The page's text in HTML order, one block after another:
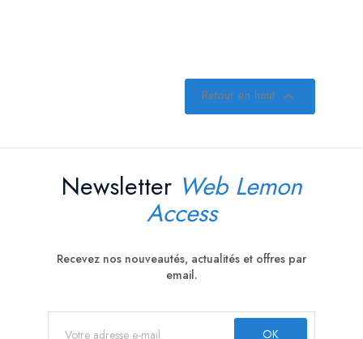
Retour en haut 
Newsletter Web Lemon
Access
Recevez nos nouveautés, actualités et offres par
email.